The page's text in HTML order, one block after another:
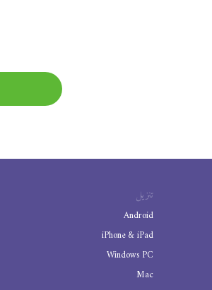
تنزيل
Android
iPhone & iPad
Windows PC
Mac